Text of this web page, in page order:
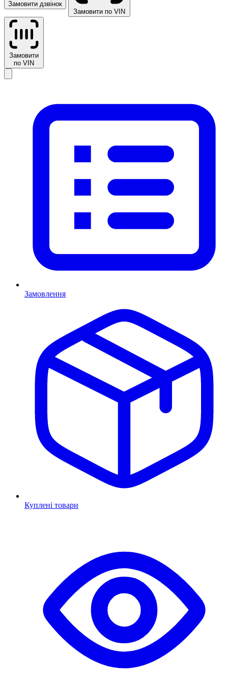
Замовити дзвінок
Замовити по VIN
Замовити
по VIN
Замовлення
Куплені товари